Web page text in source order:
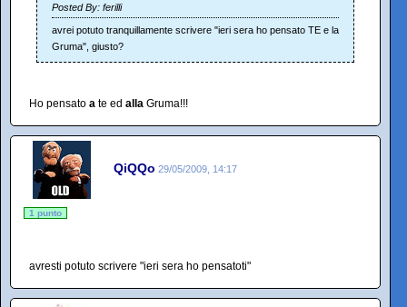
Posted By: ferilli
avrei potuto tranquillamente scrivere "ieri sera ho pensato TE e la
Gruma", giusto?
Ho pensato a te ed alla Gruma!!!
QiQQo 29/05/2009, 14:17
1 punto
avresti potuto scrivere "ieri sera ho pensatoti"